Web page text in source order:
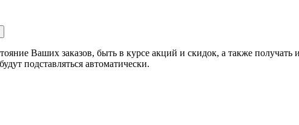
Ваших заказов, быть в курсе акций и скидок, а также
подставляться автоматически.